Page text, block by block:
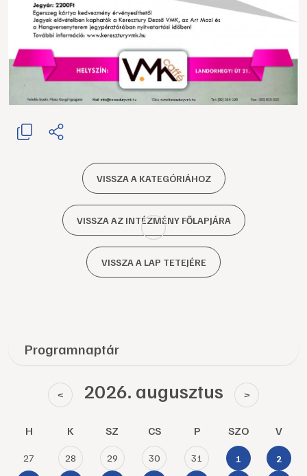
VISSZA A KATEGÓRIÁHOZ
VISSZA AZ INTÉZMÉNY FŐLAPJÁRA
VISSZA A LAP TETEJÉRE
Programnaptár
< 2026. augusztus >
H K SZ CS P SZO V
27 28 29 30 31 1 2